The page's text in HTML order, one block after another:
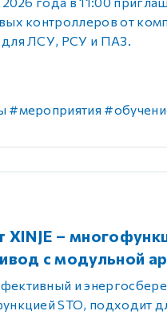
контроллеров от
ЛСУ, РСУ и ПАЗ.
#мероприятия
XINJE –
с модульной
и
STO, подходит